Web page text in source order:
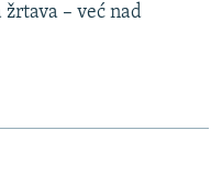
– već nad